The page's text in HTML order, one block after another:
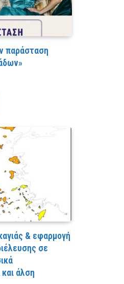
παράσταση
& εφαρμογή
σε
άλση